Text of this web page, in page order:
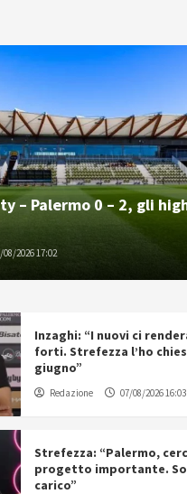
– Palermo 0 – 2, gli
08/2026 17:02
Inzaghi: “I nuovi ci
forti. Strefezza l’ho
giugno”
Redazione 07/08/2026 16:03
Strefezza: “Palermo,
progetto importante.
carico”